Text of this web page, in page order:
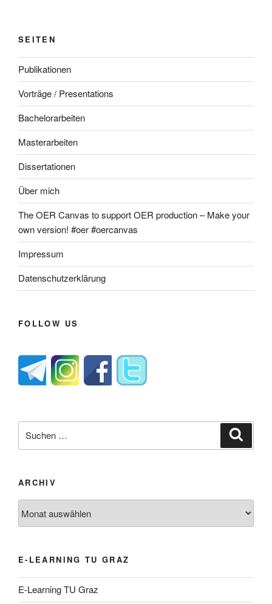
SEITEN
Publikationen
Vorträge / Presentations
Bachelorarbeiten
Masterarbeiten
Dissertationen
Über mich
The OER Canvas to support OER production – Make your
own version! #oer #oercanvas
Impressum
Datenschutzerklärung
FOLLOW US
nach:
ARCHIV
E-LEARNING TU GRAZ
E-Learning TU Graz